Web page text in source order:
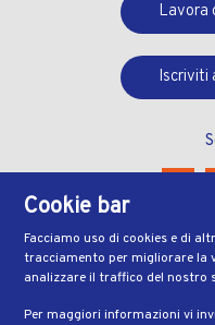
Lavora
Iscriviti
CONTATTI
Via Ferruccio Pelli 13
Cookie bar
Facciamo uso di cookies e di
tracciamento per migliorare la
analizzare il traffico del nostro
Per maggiori informazioni vi